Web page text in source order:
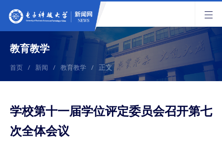
教育教学
首页 / 新闻 / 教育教学 / 正文
学校第十一届学位评定委员会召开第七
次全体会议